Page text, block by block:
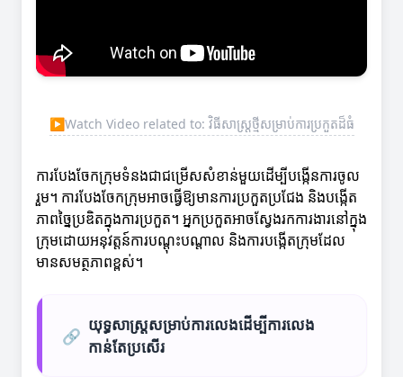
▶Watch Video related to: វិធីសាស្ត្រថ្មីសម្រាប់ការប្រកួតដ៏ធំ
ការបែងចែកក្រុមទំនងជាជម្រើសសំខាន់មួយដើម្បីបង្កើនការចូល
រួម។ ការបែងចែកក្រុមអាចធ្វើឱ្យមានការប្រកួតប្រជែង និងបង្កើត
ភាពច្នៃប្រឌិតក្នុងការប្រកួត។ អ្នកប្រកួតអាចស្វែងរកការងារនៅក្នុង
ក្រុមដោយអនុវត្តន៍ការបណ្តុះបណ្តាល និងការបង្កើតក្រុមដែល
មានសមត្ថភាពខ្ពស់។
🔗
យុទ្ធសាស្ត្រសម្រាប់ការលេងដើម្បីការលេង
កាន់តែប្រសើរ